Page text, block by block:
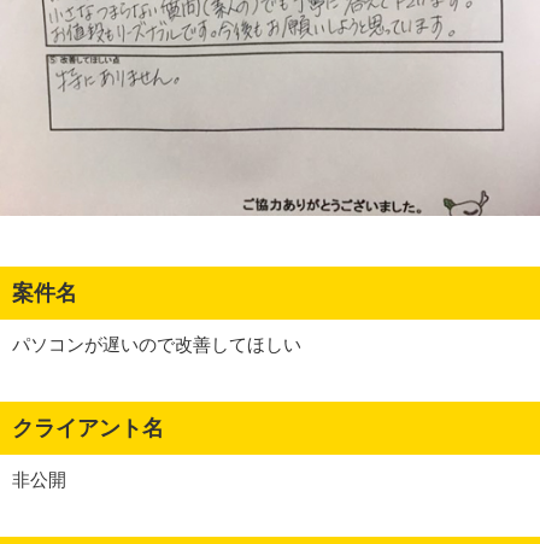
案件名
パソコンが遅いので改善してほしい
クライアント名
非公開